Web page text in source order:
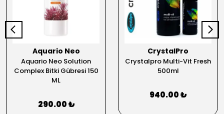
Aquario Neo
Aquario Neo Solution
Complex Bitki Gübresi 150
ML
290.00 ₺
CrystalPro
Crystalpro Multi-Vit Fresh
500ml
940.00 ₺